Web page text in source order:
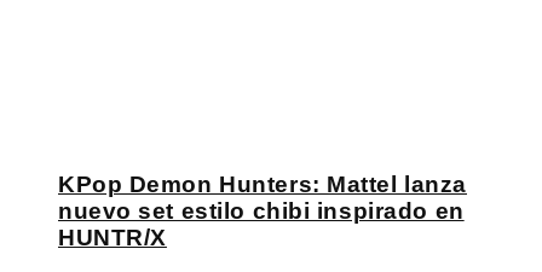
KPop Demon Hunters: Mattel lanza
nuevo set estilo chibi inspirado en
HUNTR/X